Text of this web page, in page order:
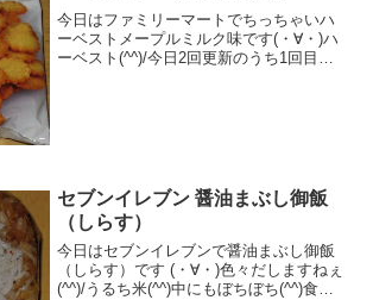
違いなしです。
今日はファミリーマートでちっちゃいハ
ーベストメープルミルク味です(・∀・)ハ
ーベスト(^^)/今日2回更新のうち1回目東
セブンイレブン 醤油まぶし御飯
（しらす）
今日はセブンイレブンで醤油まぶし御飯
（しらす）です (・∀・)色々だしますねぇ
(^^)/うるち米(^^)中にもぼちぼち(^^)食べ